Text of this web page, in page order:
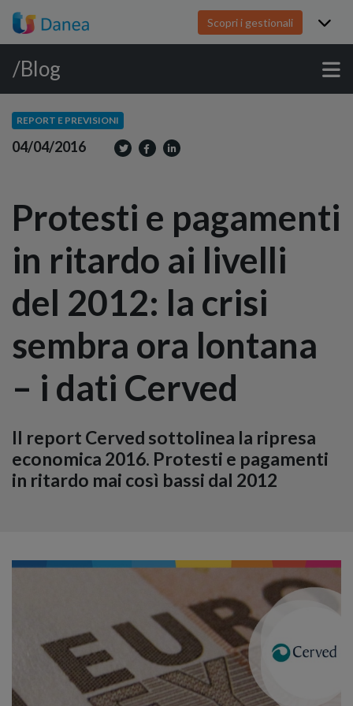
Scopri i gestionali
/Blog
REPORT E PREVISIONI
04/04/2016
Protesti e pagamenti
in ritardo ai livelli
del 2012: la crisi
sembra ora lontana
– i dati Cerved
Il report Cerved sottolinea la ripresa
economica 2016. Protesti e pagamenti
in ritardo mai così bassi dal 2012